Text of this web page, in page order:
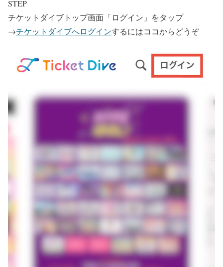
STEP
チケットダイブトップ画面「ログイン」をタップ
→チケットダイブへログインするにはココからどうぞ